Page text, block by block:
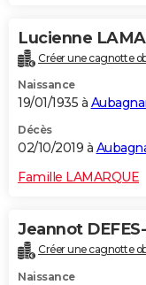
Lucienne
Créer une cagnotte
Naissance
19/01/1935 à
Décès
02/10/2019 à
Famille LAMARQUE
Jeannot
Créer une cagnotte
Naissance